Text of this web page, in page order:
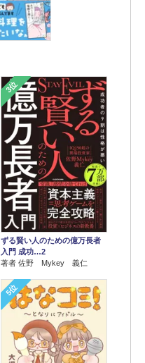
3位
ずる賢い人のための億万長者
入門 成功…2
著者 佐野 Mykey 義仁
5位